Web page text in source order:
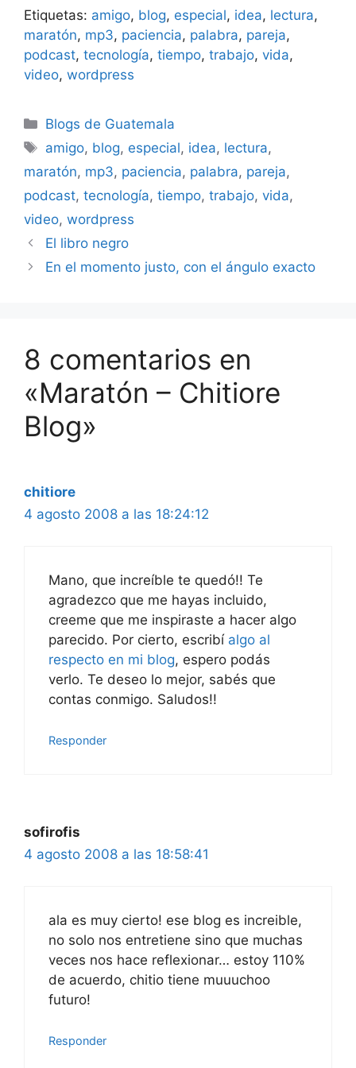
Etiquetas: amigo, blog, especial, idea, lectura,
maratón, mp3, paciencia, palabra, pareja,
podcast, tecnología, tiempo, trabajo, vida,
video, wordpress
Categorías
Blogs de Guatemala
Etiquetas
amigo, blog, especial, idea, lectura,
maratón, mp3, paciencia, palabra, pareja,
podcast, tecnología, tiempo, trabajo, vida,
video, wordpress
El libro negro
En el momento justo, con el ángulo exacto
8 comentarios en
«Maratón – Chitiore
Blog»
chitiore
4 agosto 2008 a las 18:24:12
Mano, que increíble te quedó!! Te
agradezco que me hayas incluido,
creeme que me inspiraste a hacer algo
parecido. Por cierto, escribí algo al
respecto en mi blog, espero podás
verlo. Te deseo lo mejor, sabés que
contas conmigo. Saludos!!
Responder
sofirofis
4 agosto 2008 a las 18:58:41
ala es muy cierto! ese blog es increible,
no solo nos entretiene sino que muchas
veces nos hace reflexionar… estoy 110%
de acuerdo, chitio tiene muuuchoo
futuro!
Responder